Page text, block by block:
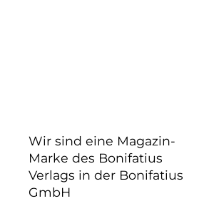
Wir sind eine Magazin-
Marke des Bonifatius
Verlags in der Bonifatius
GmbH